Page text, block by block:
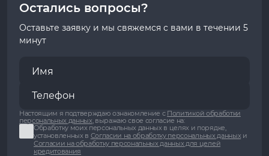
Остались вопросы?
Оставьте заявку и мы свяжемся с вами в течении 5
минут
Настоящим я подтверждаю ознакомление с Политикой обработки
персональных данных, выражаю свое согласие на:
Обработку моих персональных данных в целях и порядке,
установленных в Согласии на обработку персональных данныхи
Согласии на обработку персональных данных для целей
кредитования